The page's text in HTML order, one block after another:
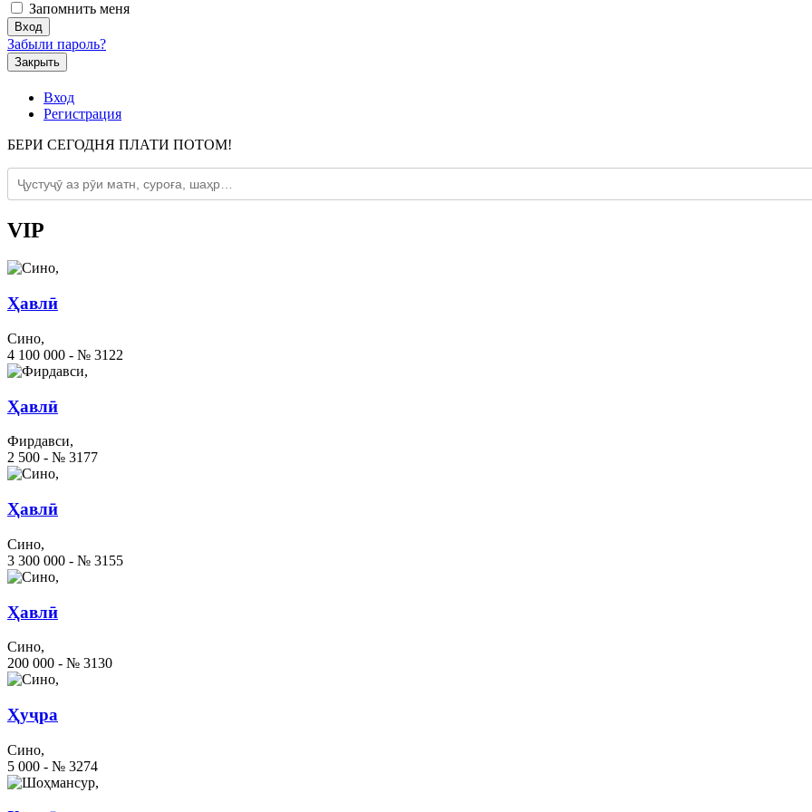
Запомнить меня
Забыли пароль?
Закрыть
Вход
Регистрация
БЕРИ СЕГОДНЯ ПЛАТИ ПОТОМ!
VIP
Ҳавлӣ
Сино,
4 100 000 - № 3122
Ҳавлӣ
Фирдавси,
2 500 - № 3177
Ҳавлӣ
Сино,
3 300 000 - № 3155
Ҳавлӣ
Сино,
200 000 - № 3130
Ҳуҷра
Сино,
5 000 - № 3274